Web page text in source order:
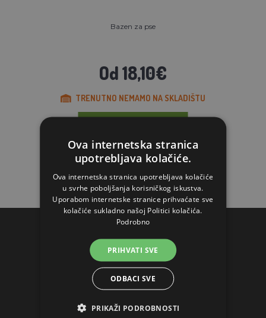
Bazen za pse
Od 18,10€
TRENUTNO NEMAMO NA SKLADIŠTU
KONTAKTI
AGROFORTEL, S.R.O.
Slatinska 7
10360 Zagreb-Sesvete
Ova internetska stranica
upotrebljava kolačiće.
Ova internetska stranica upotrebljava kolačiće
u svrhe poboljšanja korisničkog iskustva.
Uporabom internetske stranice prihvaćate sve
kolačiće sukladno našoj Politici kolačića.
Podrobno
PRIHVATI SVE
ODBACI SVE
PRIKAŽI PODROBNOSTI